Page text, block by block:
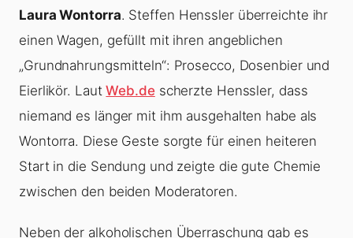
Laura Wontorra. Steffen Henssler überreichte ihr
einen Wagen, gefüllt mit ihren angeblichen
„Grundnahrungsmitteln“: Prosecco, Dosenbier und
Eierlikör. LautWeb.descherzte Henssler, dass
niemand es länger mit ihm ausgehalten habe als
Wontorra. Diese Geste sorgte für einen heiteren
Start in die Sendung und zeigte die gute Chemie
zwischen den beiden Moderatoren.
Neben der alkoholischen Überraschung gab es